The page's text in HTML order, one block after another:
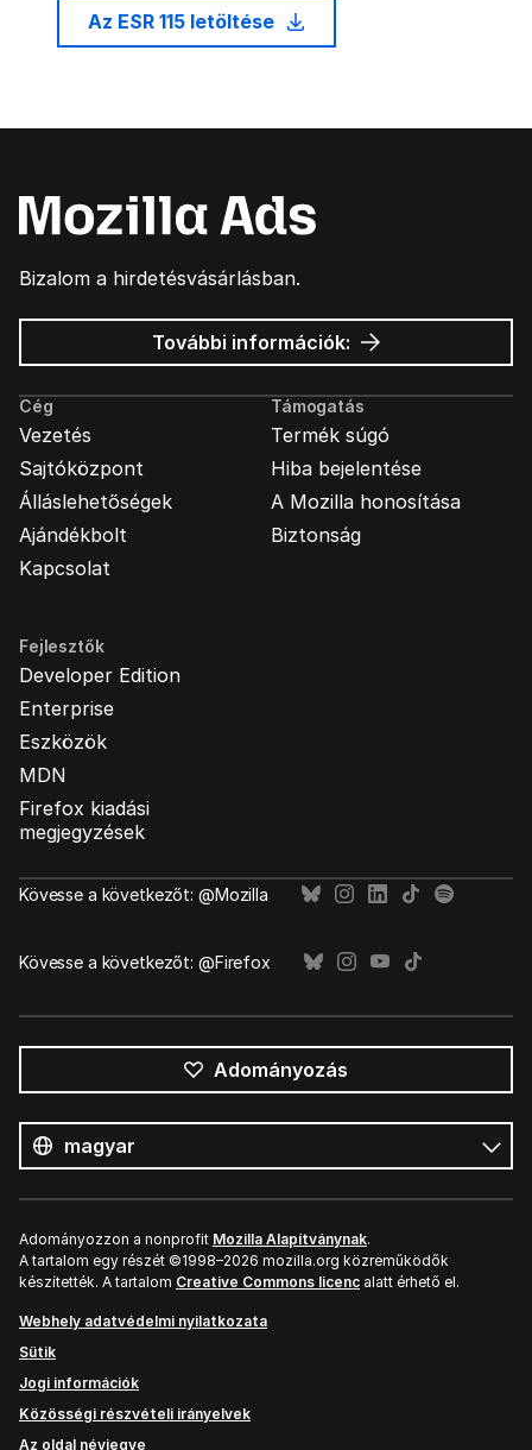
Az ESR 115 letöltése
Bizalom a hirdetésvásárlásban.
További információk: Mozilla
hirdetések
Cég
Vezetés
Sajtóközpont
Álláslehetőségek
Ajándékbolt
Kapcsolat
Támogatás
Termék súgó
Hiba bejelentése
A Mozilla honosítása
Biztonság
Fejlesztők
Developer Edition
Enterprise
Eszközök
MDN
Firefox kiadási
megjegyzések
Kövesse a következőt: @Mozilla
Kövesse a következőt: @Firefox
Adományozás
nyelv
Nyelv
Adományozzon a nonprofit Mozilla Alapítványnak.
A tartalom egy részét ©1998–2026 mozilla.org közreműködők
készítették. A tartalom Creative Commons licenc alatt érhető el.
Webhely adatvédelmi nyilatkozata
Sütik
Jogi információk
Közösségi részvételi irányelvek
Az oldal névjegye